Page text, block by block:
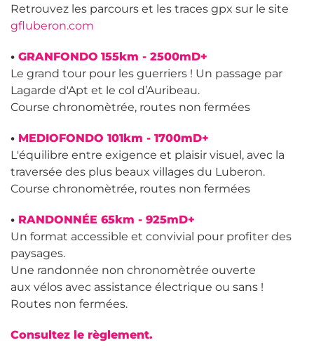
Retrouvez les parcours et les traces gpx sur le site
gfluberon.com
• GRANFONDO 155km - 2500mD+
Le grand tour pour les guerriers ! Un passage par
Lagarde d'Apt et le col d’Auribeau.
Course chronomètrée, routes non fermées
• MEDIOFONDO 101km - 1700mD+
L'équilibre entre exigence et plaisir visuel, avec la
traversée des plus beaux villages du Luberon.
Course chronomètrée, routes non fermées
• RANDONNÉE 65km - 925mD+
Un format accessible et convivial pour profiter des
paysages.
Une randonnée non chronomètrée ouverte
aux vélos avec assistance électrique ou sans !
Routes non fermées.
Consultez le règlement.